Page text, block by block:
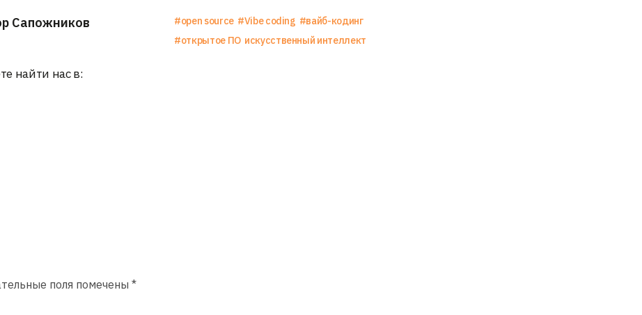
Сапожников #open source #Vibe coding #вайб-кодинг
#открытое ПО искусственный интеллект
найти нас в:
поля помечены *